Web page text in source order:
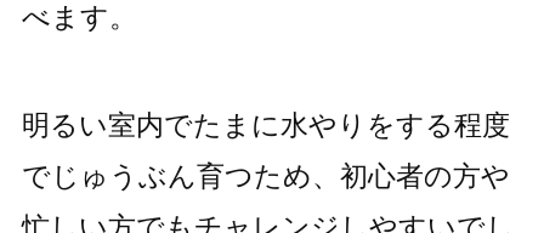
べます。
明るい室内でたまに水やりをする程度
でじゅうぶん育つため、初心者の方や